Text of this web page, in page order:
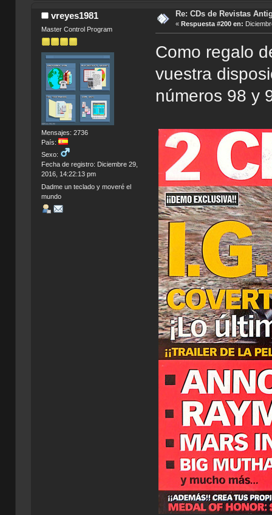
vreyes1981
Master Control Program
Mensajes: 2736
País:
Sexo:
Fecha de registro: Diciembre 29,
2016, 14:22:13 pm
Dadme un teclado y moveré el
mundo
Re: CDs de Revistas
« Respuesta #200 en:
Como regalo
vuestra
números 98 y